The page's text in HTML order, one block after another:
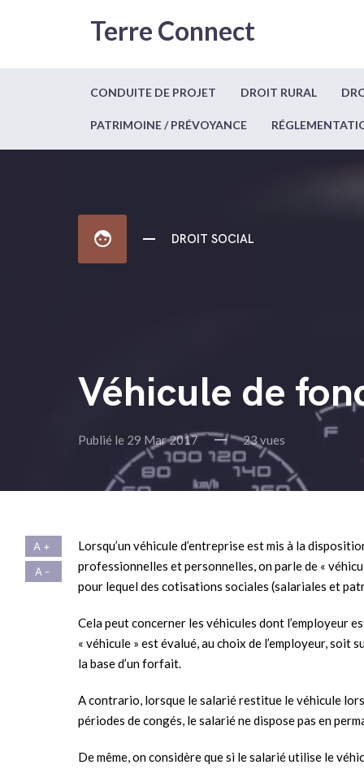
Terre Connect
CONDUITE DE PROJET DROIT RURAL
PATRIMOINE / PRÉVOYANCE
face DROIT SOCIAL
Véhicule de
Publié le 29 Mar 2017 23 vues
Lorsqu’un véhicule d’entreprise est mis à la
professionnelles et personnelles, on parle de «
pour lequel des cotisations sociales (salariales et
Cela peut concerner les véhicules dont l’employeur
« véhicule » est évalué, au choix de l’employeur, soit
la base d’un forfait.
A contrario, lorsque le salarié restitue le véhicule
périodes de congés, le salarié ne dispose pas en
De même, on considère que si le salarié utilise le